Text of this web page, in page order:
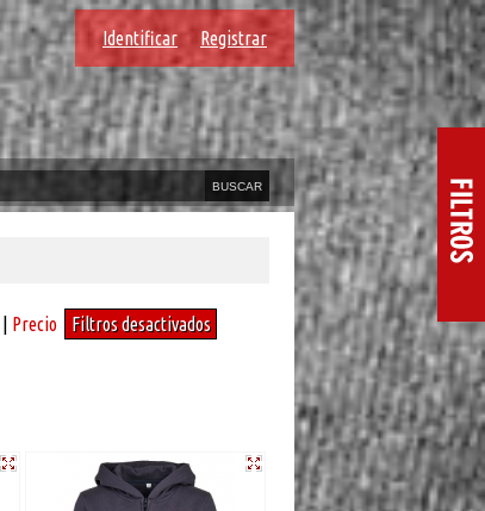
Identificar Registrar
Precio Filtros desactivados